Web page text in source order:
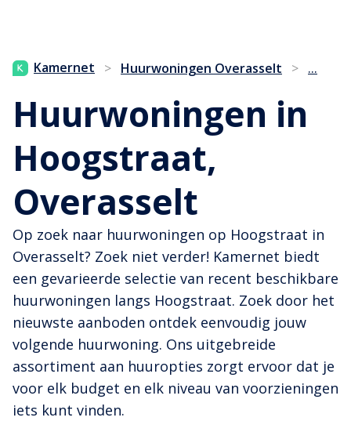
Kamernet > Huurwoningen Overasselt > ...
Huurwoningen in
Hoogstraat,
Overasselt
Op zoek naar huurwoningen op Hoogstraat in
Overasselt? Zoek niet verder! Kamernet biedt
een gevarieerde selectie van recent beschikbare
huurwoningen langs Hoogstraat. Zoek door het
nieuwste aanboden ontdek eenvoudig jouw
volgende huurwoning. Ons uitgebreide
assortiment aan huuropties zorgt ervoor dat je
voor elk budget en elk niveau van voorzieningen
iets kunt vinden.